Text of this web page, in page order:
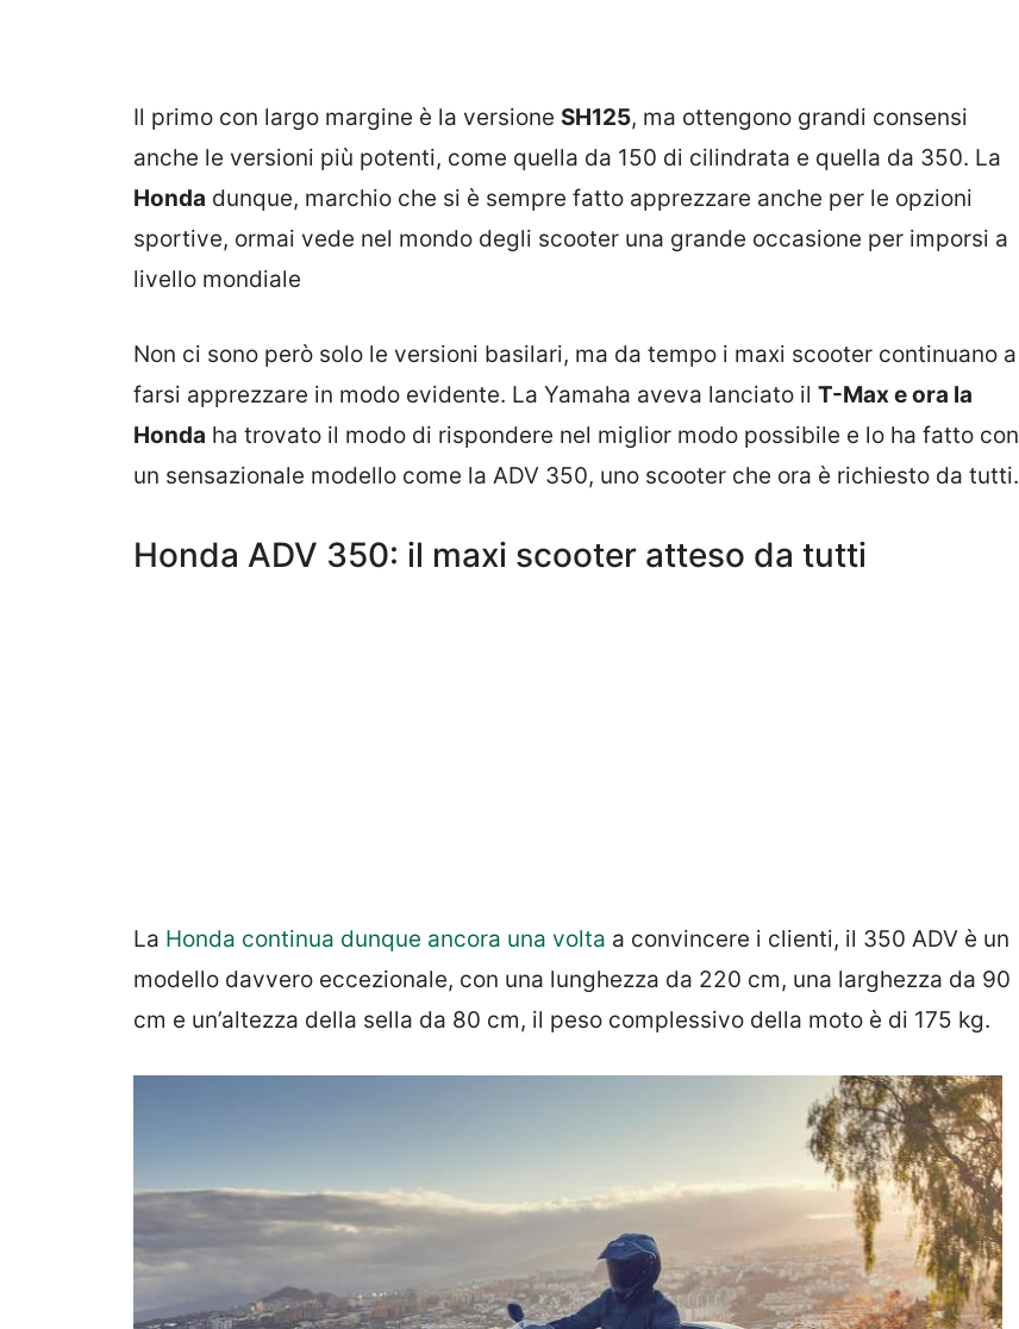
Il primo con largo margine è la versione SH125, ma ottengono grandi consensi
anche le versioni più potenti, come quella da 150 di cilindrata e quella da 350. La
Honda dunque, marchio che si è sempre fatto apprezzare anche per le opzioni
sportive, ormai vede nel mondo degli scooter una grande occasione per imporsi a
livello mondiale
Non ci sono però solo le versioni basilari, ma da tempo i maxi scooter continuano a
farsi apprezzare in modo evidente. La Yamaha aveva lanciato il T-Max e ora la
Honda ha trovato il modo di rispondere nel miglior modo possibile e lo ha fatto con
un sensazionale modello come la ADV 350, uno scooter che ora è richiesto da tutti.
Honda ADV 350: il maxi scooter atteso da tutti
La Honda continua dunque ancora una volta a convincere i clienti, il 350 ADV è un
modello davvero eccezionale, con una lunghezza da 220 cm, una larghezza da 90
cm e un’altezza della sella da 80 cm, il peso complessivo della moto è di 175 kg.